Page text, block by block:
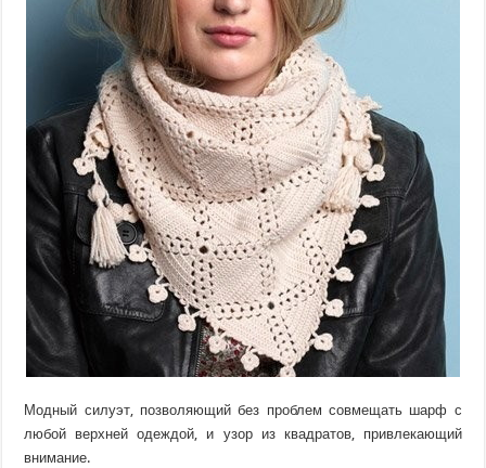
Модный силуэт, позволяющий без проблем совмещать шарф с
любой верхней одеждой, и узор из квадратов, привлекающий
внимание.